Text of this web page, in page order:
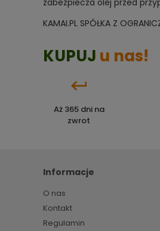
KAMAI.PL SPÓŁKA Z
KUPUJ u nas!
Aż 365 dni na
zwrot
Informacje
O nas
Kontakt
Regulamin